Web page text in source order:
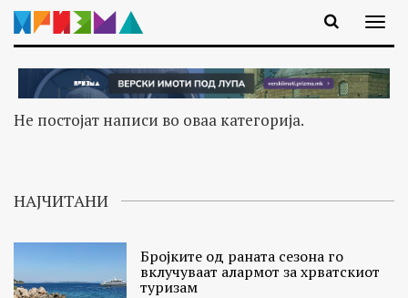
Не постојат написи во оваа категорија.
НАЈЧИТАНИ
Бројките од раната сезона го
вклучуваат алармот за хрватскиот
туризам